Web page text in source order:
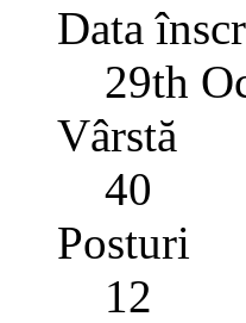
Data
29th
Vârstă
40
Posturi
12